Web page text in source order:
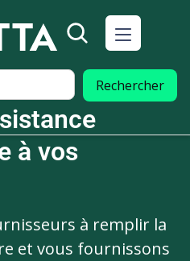
à vos
à remplir la
et vous fournissons